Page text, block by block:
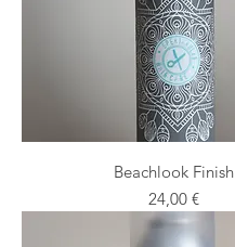
Beachlook Finish
Preis
24,00 €